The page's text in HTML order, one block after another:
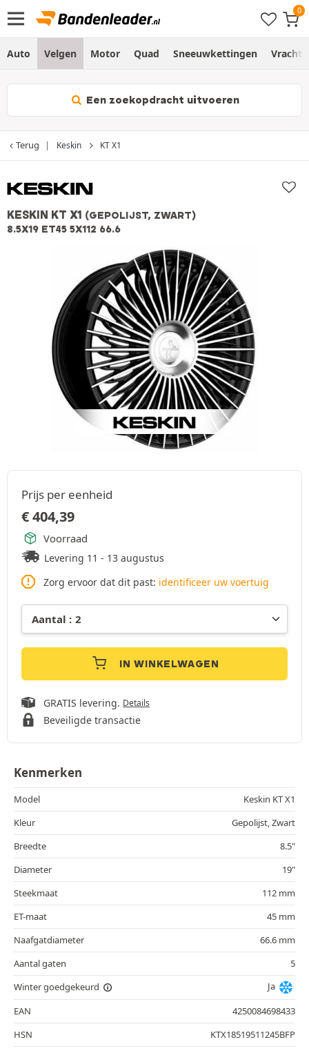
Auto Velgen Motor Quad Sneeuwkettingen
Een zoekopdracht uitvoeren
Terug Keskin KT X1
KESKIN KT X1 (GEPOLIJST, ZWART)
8.5X19 ET45 5X112 66.6
Prijs per eenheid
€404,39
Voorraad
Levering 11 - 13 augustus
Zorg ervoor dat dit past: identificeer uw voertuig
IN WINKELWAGEN
GRATIS levering. Details
Beveiligde transactie
Kenmerken
Model
Keskin KT X1
Kleur
Gepolijst, Zwart
Breedte
8.5"
Diameter
19"
Steekmaat
112 mm
ET-maat
45 mm
Naafgatdiameter
66.6 mm
Aantal gaten
5
Winter goedgekeurd
Ja
EAN
4250084698433
HSN
KTX18519511245BFP